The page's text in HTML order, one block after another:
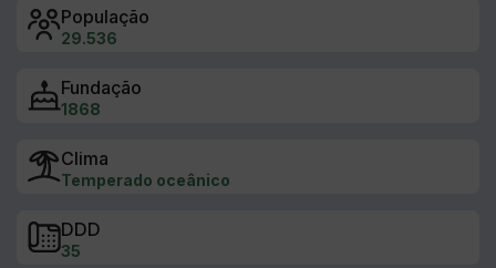
Temperado oceânico
35
37650-000